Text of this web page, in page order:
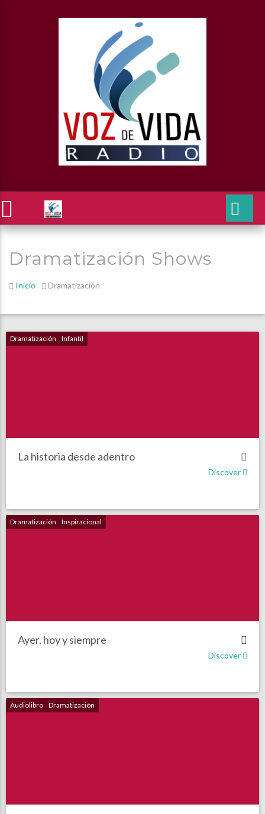
Dramatización Shows
Inicio Dramatización
Dramatización Infantil
La historia desde adentro
Discover
Dramatización Inspiracional
Ayer, hoy y siempre
Discover
Audiolibro Dramatización